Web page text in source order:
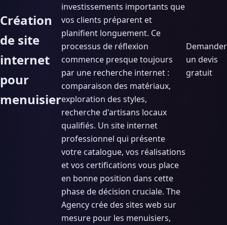
Création
de site
internet
pour
menuisier
investissements importants que
vos clients préparent et
planifient longuement. Ce
processus de réflexion
commence presque toujours
par une recherche internet :
comparaison des matériaux,
exploration des styles,
recherche d'artisans locaux
qualifiés. Un site internet
professionnel qui présente
votre catalogue, vos réalisations
et vos certifications vous place
en bonne position dans cette
phase de décision cruciale. The
Agency crée des sites web sur
mesure pour les menuisiers,
Demander
un devis
gratuit